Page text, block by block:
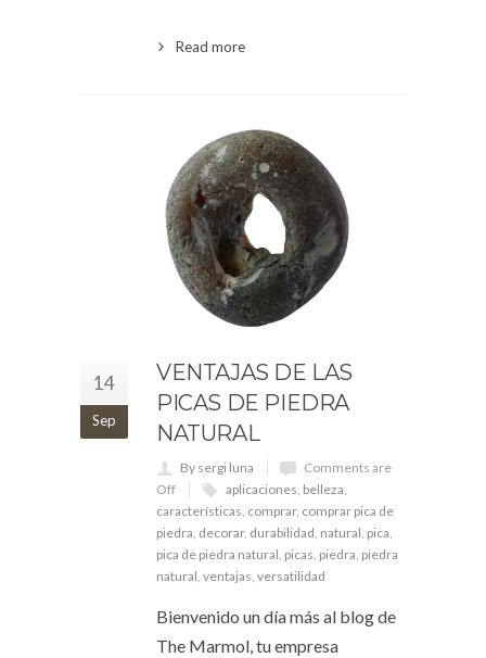
Read more
14
Sep
VENTAJAS DE LAS
PICAS DE PIEDRA
NATURAL
By sergi luna
Comments are
Off
aplicaciones, belleza,
características, comprar, comprar pica de
piedra, decorar, durabilidad, natural, pica,
pica de piedra natural, picas, piedra, piedra
natural, ventajas, versatilidad
Bienvenido un día más al blog de
The Marmol, tu empresa